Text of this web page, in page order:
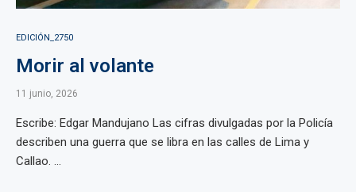
EDICIÓN_2750
Morir al volante
11 junio, 2026
Escribe: Edgar Mandujano Las cifras divulgadas por la Policía
describen una guerra que se libra en las calles de Lima y
Callao. ...